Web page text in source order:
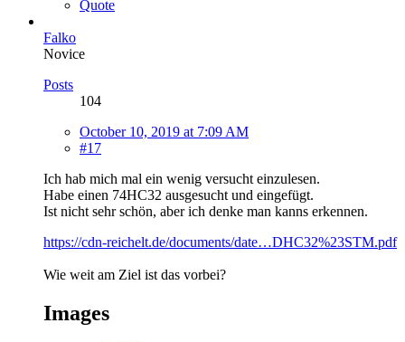
Quote
Falko
Novice
Posts
104
October 10, 2019 at 7:09 AM
#17
Ich hab mich mal ein wenig versucht einzulesen.
Habe einen 74HC32 ausgesucht und eingefügt.
Ist nicht sehr schön, aber ich denke man kanns erkennen.
https://cdn-reichelt.de/documents/date…DHC32%23STM.pdf
Wie weit am Ziel ist das vorbei?
Images